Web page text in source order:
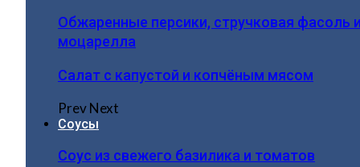
Обжаренные персики, стручковая фасоль
моцарелла
Салат с капустой и копчёным мясом
PrevNext
Соусы
Соус из свежего базилика и томатов